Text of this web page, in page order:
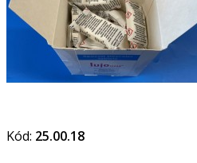
Kód: 25.00.18